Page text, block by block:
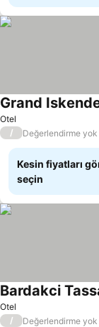
Otel
Grand
/ Değerlendirme yok
Kesin fiyatları
seçin
Otel
Bardakci
/ Değerlendirme yok